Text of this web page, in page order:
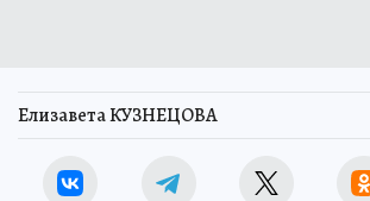
Елизавета КУЗНЕЦОВА